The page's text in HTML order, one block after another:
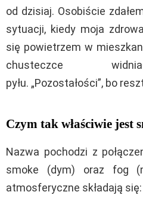
od dzisiaj. Osobiście
sytuacji, kiedy moja
się powietrzem w
chusteczce
pyłu. „Pozostałości”, bo
Czym tak właściwie jest
Nazwa pochodzi z
smoke (dym) oraz fog
atmosferyczne składają się: